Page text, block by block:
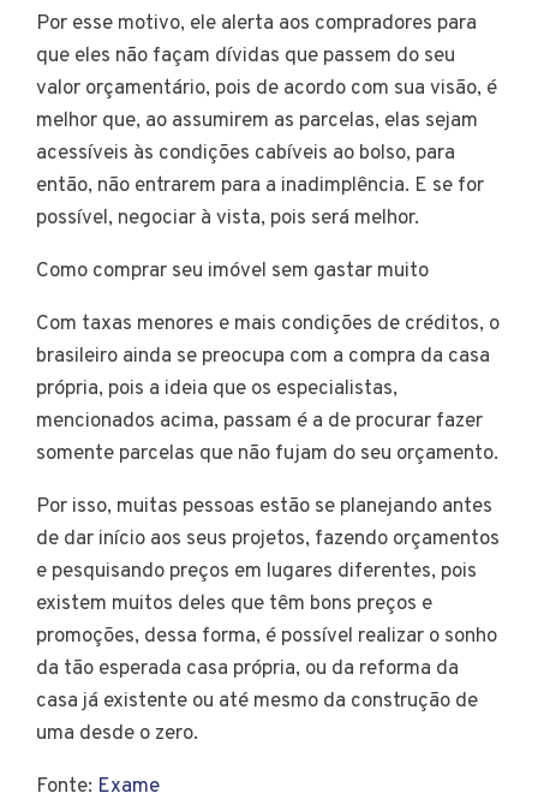
Por esse motivo, ele alerta aos compradores para
que eles não façam dívidas que passem do seu
valor orçamentário, pois de acordo com sua visão, é
melhor que, ao assumirem as parcelas, elas sejam
acessíveis às condições cabíveis ao bolso, para
então, não entrarem para a inadimplência. E se for
possível, negociar à vista, pois será melhor.
Como comprar seu imóvel sem gastar muito
Com taxas menores e mais condições de créditos, o
brasileiro ainda se preocupa com a compra da casa
própria, pois a ideia que os especialistas,
mencionados acima, passam é a de procurar fazer
somente parcelas que não fujam do seu orçamento.
Por isso, muitas pessoas estão se planejando antes
de dar início aos seus projetos, fazendo orçamentos
e pesquisando preços em lugares diferentes, pois
existem muitos deles que têm bons preços e
promoções, dessa forma, é possível realizar o sonho
da tão esperada casa própria, ou da reforma da
casa já existente ou até mesmo da construção de
uma desde o zero.
Fonte: Exame